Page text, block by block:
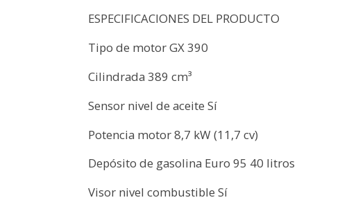
ESPECIFICACIONES DEL PRODUCTO
Tipo de motor GX 390
Cilindrada 389 cm³
Sensor nivel de aceite Sí
Potencia motor 8,7 kW (11,7 cv)
Depósito de gasolina Euro 95 40 litros
Visor nivel combustible Sí